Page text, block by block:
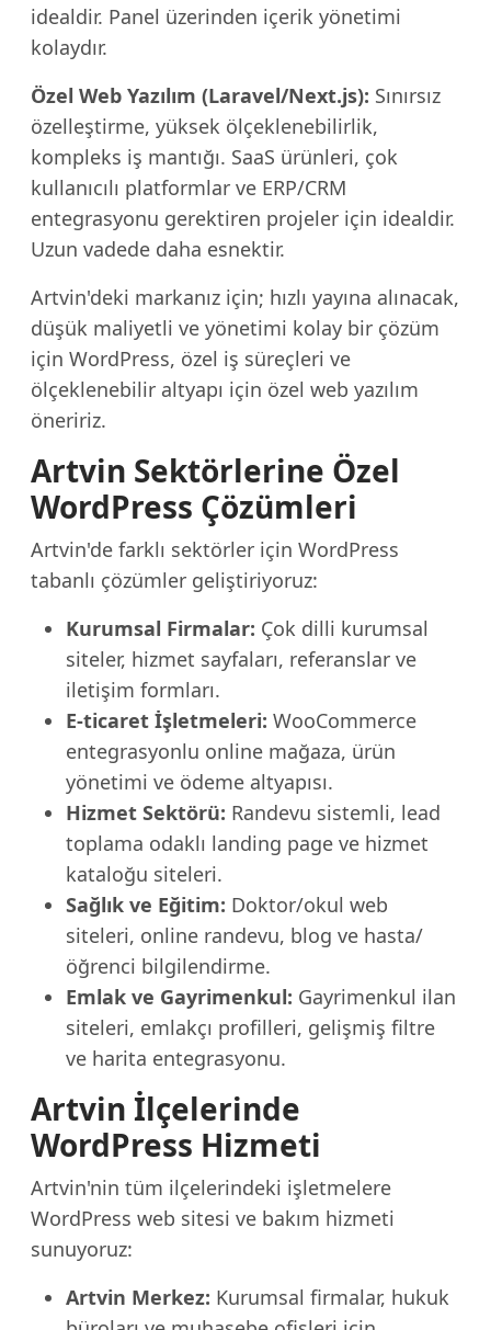
idealdir. Panel üzerinden içerik yönetimi
kolaydır.
Özel Web Yazılım (Laravel/Next.js): Sınırsız
özelleştirme, yüksek ölçeklenebilirlik,
kompleks iş mantığı. SaaS ürünleri, çok
kullanıcılı platformlar ve ERP/CRM
entegrasyonu gerektiren projeler için idealdir.
Uzun vadede daha esnektir.
Artvin'deki markanız için; hızlı yayına alınacak,
düşük maliyetli ve yönetimi kolay bir çözüm
için WordPress, özel iş süreçleri ve
ölçeklenebilir altyapı için özel web yazılım
öneririz.
Artvin Sektörlerine Özel
WordPress Çözümleri
Artvin'de farklı sektörler için WordPress
tabanlı çözümler geliştiriyoruz:
Kurumsal Firmalar: Çok dilli kurumsal
siteler, hizmet sayfaları, referanslar ve
iletişim formları.
E-ticaret İşletmeleri: WooCommerce
entegrasyonlu online mağaza, ürün
yönetimi ve ödeme altyapısı.
Hizmet Sektörü: Randevu sistemli, lead
toplama odaklı landing page ve hizmet
kataloğu siteleri.
Sağlık ve Eğitim: Doktor/okul web
siteleri, online randevu, blog ve hasta/
öğrenci bilgilendirme.
Emlak ve Gayrimenkul: Gayrimenkul ilan
siteleri, emlakçı profilleri, gelişmiş filtre
ve harita entegrasyonu.
Artvin İlçelerinde
WordPress Hizmeti
Artvin'nin tüm ilçelerindeki işletmelere
WordPress web sitesi ve bakım hizmeti
sunuyoruz:
Artvin Merkez: Kurumsal firmalar, hukuk